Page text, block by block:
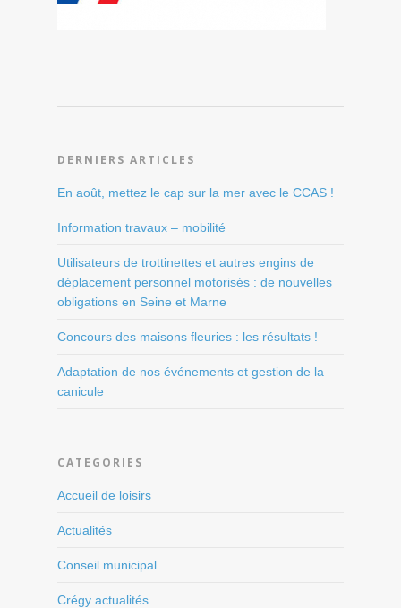
DERNIERS ARTICLES
En août, mettez le cap sur la mer avec le CCAS !
Information travaux – mobilité
Utilisateurs de trottinettes et autres engins de
déplacement personnel motorisés : de nouvelles
obligations en Seine et Marne
Concours des maisons fleuries : les résultats !
Adaptation de nos événements et gestion de la
canicule
CATEGORIES
Accueil de loisirs
Actualités
Conseil municipal
Crégy actualités